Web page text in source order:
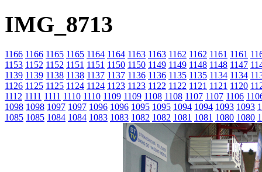
IMG_8713
1166 1166 1165 1165 1164 1164 1163 1163 1162 1162 1161 1161
1153 1152 1152 1151 1151 1150 1150 1149 1149 1148 1148 1147
1139 1139 1138 1138 1137 1137 1136 1136 1135 1135 1134 1134
1126 1125 1125 1124 1124 1123 1123 1122 1122 1121 1121 1120
1112 1111 1111 1110 1110 1109 1109 1108 1108 1107 1107 1106
1098 1098 1097 1097 1096 1096 1095 1095 1094 1094 1093 1093
1085 1085 1084 1084 1083 1083 1082 1082 1081 1081 1080 1080